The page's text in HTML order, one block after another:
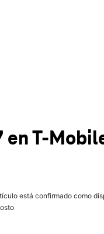
en T-
está confirmado como